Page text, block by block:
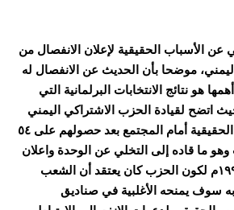
عن الأسباب الحقيقية لإعلان الانفصال من
موضحا بأن الحديث عن الانفصال له
هو نتائج الانتخابات البرلمانية التي
في عام ١٩٩٣م حيث اتضح لقيادة الحزب الاشتراكي اليمني
من خلالها مكانة الحزب الحقيقية أمام المجتمع بعد حصولهم على ٥٤
وهو ما قاده إلى التخلي عن الوحدة واعلان
الانفصال في ٢١ مايو ١٩٩٤م لكون الحزب كان يعتقد أن الشعب
سوف يمنحه الأغلبية في صناديق